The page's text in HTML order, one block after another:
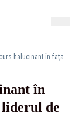
Diana Șoșoacă, discurs halucinant în fața lui Putin. Ce i-a răspuns liderul de la Kremlin – VIDEO
în
de